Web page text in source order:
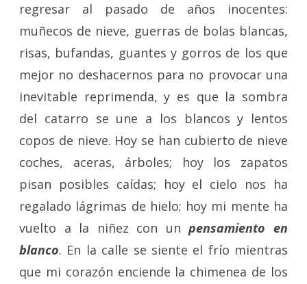
regresar al pasado de años inocentes:
muñecos de nieve, guerras de bolas blancas,
risas, bufandas, guantes y gorros de los que
mejor no deshacernos para no provocar una
inevitable reprimenda, y es que la sombra
del catarro se une a los blancos y lentos
copos de nieve. Hoy se han cubierto de nieve
coches, aceras, árboles; hoy los zapatos
pisan posibles caídas; hoy el cielo nos ha
regalado lágrimas de hielo; hoy mi mente ha
vuelto a la niñez con unpensamiento en
blanco. En la calle se siente el frío mientras
que mi corazón enciende la chimenea de los